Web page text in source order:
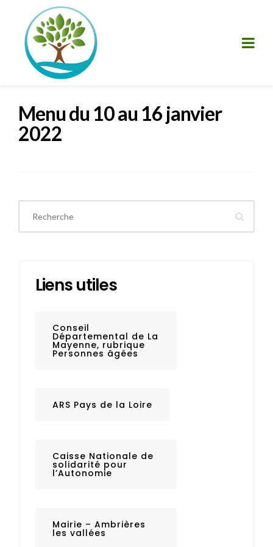
Menu du 10 au 16 janvier
2022
Liens utiles
Conseil
Départemental de La
Mayenne, rubrique
Personnes âgées
ARS Pays de la Loire
Caisse Nationale de
solidarité pour
l’Autonomie
Mairie – Ambrières
les vallées